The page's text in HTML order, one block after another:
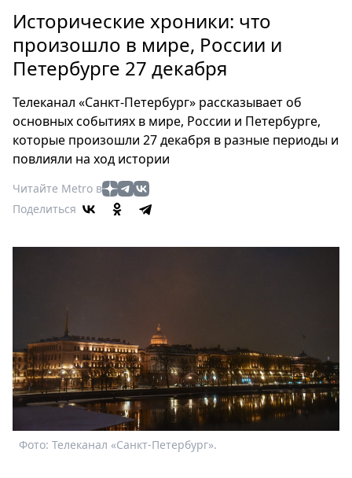
Россия
Мир
Здоровье
Туризм
Мода
Театр
Кино
Афиша
Книги
Выставки
Стримы
Спецпроекты
Звезды
Выборы
2026
Скачай
Исторические хроники: что
произошло в мире, России и
Петербурге 27 декабря
Телеканал «Санкт-Петербург» рассказывает об
основных событиях в мире, России и Петербурге,
которые произошли 27 декабря в разные периоды и
повлияли на ход истории
Читайте Metro в
Поделиться
Фото: Телеканал «Санкт-Петербург».